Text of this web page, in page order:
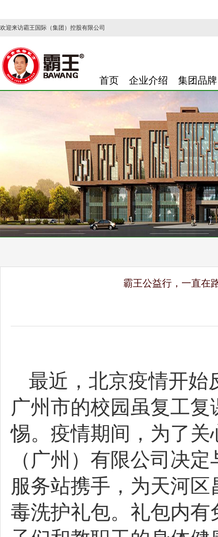
欢迎来访霸王国际（集团）控股有限公司
首页 企业介绍 集团品牌
霸王公益行，一直在
最近，北京疫情开始
广州市的校园虽复工
惕。疫情期间，为了
（广州）有限公司决
服务站携手，为天河
毒洗护礼包。礼包内